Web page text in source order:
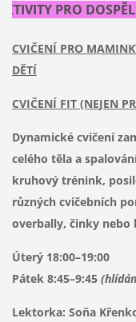
PRO
CVIČENÍ PRO
DĚTÍ
CVIČENÍ FIT (NEJEN
Dynamické cvičení
celého těla a
kruhový trénink,
různých cvičebních
overbally, činky nebo
Úterý 18:00–19:00
Pátek 8:45–9:45
Lektorka: Soňa